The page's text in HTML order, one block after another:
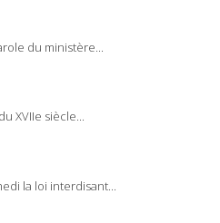
du ministère...
XVIIe siècle...
la loi interdisant...